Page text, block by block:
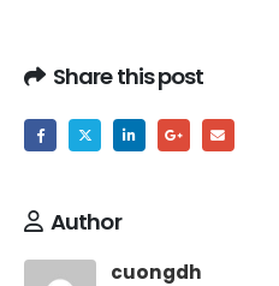
Share this post
Author
cuongdh